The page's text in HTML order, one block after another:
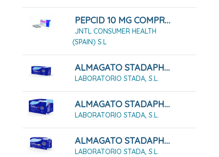
PEPCID 10 MG COMPRIMIDOS RECUBIERTOS, 12 COMPRIMIDOS RECUBIERTOS
JNTL CONSUMER HEALTH
(SPAIN) S.L
ALMAGATO STADAPHARM 1,5 G SUSPENSIÓN ORAL 12 SOBRES
LABORATORIO STADA, S.L.
ALMAGATO STADAPHARM 1,5 G SUSPENSIÓN ORAL 24 SOBRES
LABORATORIO STADA, S.L.
ALMAGATO STADAPHARM 500 24 COMPRIMIDOS MASTICABLES
LABORATORIO STADA, S.L.